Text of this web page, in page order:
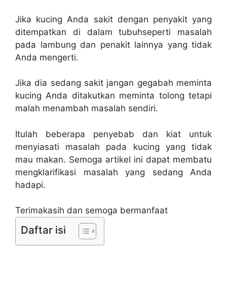
Jika kucing Anda sakit dengan penyakit yang
ditempatkan di dalam tubuhseperti masalah
pada lambung dan penakit lainnya yang tidak
Anda mengerti.
Jika dia sedang sakit jangan gegabah meminta
kucing Anda ditakutkan meminta tolong tetapi
malah menambah masalah sendiri.
Itulah beberapa penyebab dan kiat untuk
menyiasati masalah pada kucing yang tidak
mau makan. Semoga artikel ini dapat membatu
mengklarifikasi masalah yang sedang Anda
hadapi.
Terimakasih dan semoga bermanfaat
Daftar isi